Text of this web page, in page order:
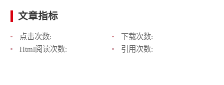
文章指标
点击次数:
下载次数:
Html阅读次数:
引用次数: